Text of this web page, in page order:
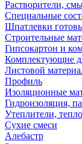
Растворители,
Специальные
Шпатлевки
Строительные
Гипсокартон и
Комплектующие
Листовой
Профиль
Изоляционные
Гидроизоляция,
Утеплители,
Сухие смеси
Алебастр